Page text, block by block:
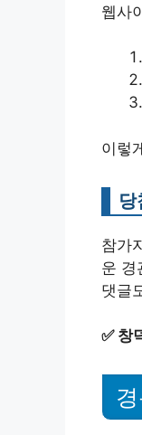
웹사
이렇
당
참가
운 경
댓글
✅ 창